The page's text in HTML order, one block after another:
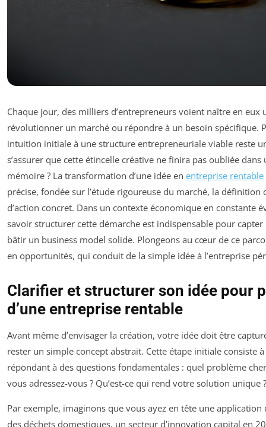
Chaque jour, des milliers d’entrepreneurs voient naître en
révolutionner un marché ou répondre à un besoin spécifique.
intuition initiale à une structure entrepreneuriale viable reste
s’assurer que cette étincelle créative ne finira pas oubliée
mémoire ? La transformation d’une idée en entreprise rentable
précise, fondée sur l’étude rigoureuse du marché, la définition
d’action concret. Dans un contexte économique en constante
savoir structurer cette démarche est indispensable pour capter
bâtir un business model solide. Plongeons au cœur de ce
en opportunités, qui conduit de la simple idée à l’entreprise
Clarifier et structurer son idée pour
d’une entreprise rentable
Avant même d’envisager la création, votre idée doit être
rester un simple concept abstrait. Cette étape initiale consiste
répondant à des questions fondamentales : quel problème
vous adressez-vous ? Qu’est-ce qui rend votre solution unique ?
Par exemple, imaginons que vous ayez en tête une
des déchets domestiques, un secteur d’innovation capital en